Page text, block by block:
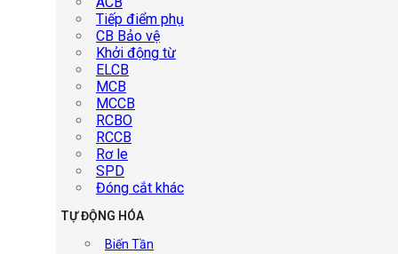
Tiếp điểm phụ
CB Bảo vệ
Khởi động từ
ELCB
MCB
MCCB
RCBO
RCCB
Rơ le
SPD
Đóng cắt khác
TỰ ĐỘNG HÓA
Biến Tần